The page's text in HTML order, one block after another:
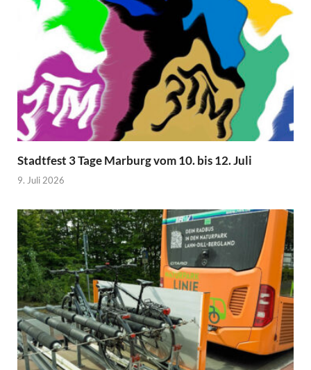
Stadtfest 3 Tage Marburg vom 10. bis 12. Juli
9. Juli 2026